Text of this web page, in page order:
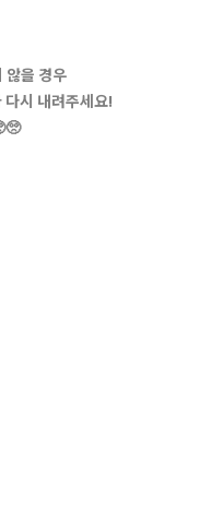
않을 경우
시 내려주세요!